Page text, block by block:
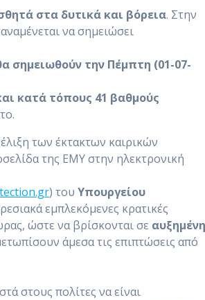
στα δυτικά και βόρεια. Στην
να σημειώσει
σημειωθούν την Πέμπτη (01-07-
κατά τόπους 41 βαθμούς
των έκτακτων καιρικών
της ΕΜΥ στην ηλεκτρονική
) τουΥπουργείου
εμπλεκόμενες κρατικές
ώστε να βρίσκονται σε
άμεσα τις επιπτώσεις από
στους πολίτες να είναι